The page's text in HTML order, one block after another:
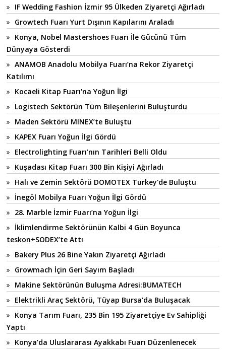
IF Wedding Fashion İzmir 95 Ülkeden Ziyaretçi Ağırladı
Growtech Fuarı Yurt Dışının Kapılarını Araladı
Konya, Nobel Mastershoes Fuarı İle Gücünü Tüm
Dünyaya Gösterdi
ANAMOB Anadolu Mobilya Fuarı’na Rekor Ziyaretçi
Katılımı
Kocaeli Kitap Fuarı'na Yoğun İlgi
Logistech Sektörün Tüm Bileşenlerini Buluşturdu
Maden Sektörü MINEX’te Buluştu
KAPEX Fuarı Yoğun İlgi Gördü
Electrolighting Fuarı’nın Tarihleri Belli Oldu
Kuşadası Kitap Fuarı 300 Bin Kişiyi Ağırladı
Halı ve Zemin Sektörü DOMOTEX Turkey'de Buluştu
İnegöl Mobilya Fuarı Yoğun İlgi Gördü
28. Marble İzmir Fuarı’na Yoğun İlgi
İklimlendirme Sektörünün Kalbi 4 Gün Boyunca
teskon+SODEX’te Attı
Bakery Plus 26 Bine Yakın Ziyaretçi Ağırladı
Growmach İçin Geri Sayım Başladı
Makine Sektörünün Buluşma Adresi:BUMATECH
Elektrikli Araç Sektörü, Tüyap Bursa’da Buluşacak
Konya Tarım Fuarı, 235 Bin 195 Ziyaretçiye Ev Sahipliği
Yaptı
Konya’da Uluslararası Ayakkabı Fuarı Düzenlenecek